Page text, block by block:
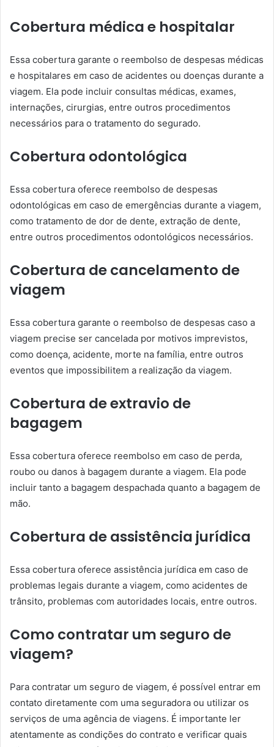
Cobertura médica e hospitalar
Essa cobertura garante o reembolso de despesas médicas
e hospitalares em caso de acidentes ou doenças durante a
viagem. Ela pode incluir consultas médicas, exames,
internações, cirurgias, entre outros procedimentos
necessários para o tratamento do segurado.
Cobertura odontológica
Essa cobertura oferece reembolso de despesas
odontológicas em caso de emergências durante a viagem,
como tratamento de dor de dente, extração de dente,
entre outros procedimentos odontológicos necessários.
Cobertura de cancelamento de
viagem
Essa cobertura garante o reembolso de despesas caso a
viagem precise ser cancelada por motivos imprevistos,
como doença, acidente, morte na família, entre outros
eventos que impossibilitem a realização da viagem.
Cobertura de extravio de
bagagem
Essa cobertura oferece reembolso em caso de perda,
roubo ou danos à bagagem durante a viagem. Ela pode
incluir tanto a bagagem despachada quanto a bagagem de
mão.
Cobertura de assistência jurídica
Essa cobertura oferece assistência jurídica em caso de
problemas legais durante a viagem, como acidentes de
trânsito, problemas com autoridades locais, entre outros.
Como contratar um seguro de
viagem?
Para contratar um seguro de viagem, é possível entrar em
contato diretamente com uma seguradora ou utilizar os
serviços de uma agência de viagens. É importante ler
atentamente as condições do contrato e verificar quais